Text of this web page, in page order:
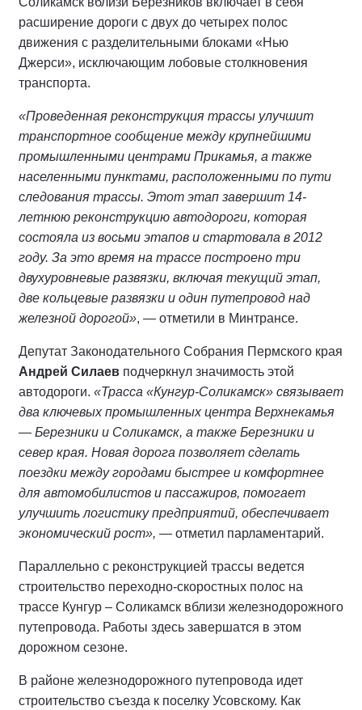
расширение дороги с двух до четырех полос
движения с разделительными блоками «Нью
Джерси», исключающим лобовые столкновения
транспорта.
«Проведенная реконструкция трассы улучшит
транспортное сообщение между крупнейшими
промышленными центрами Прикамья, а также
населенными пунктами, расположенными по пути
следования трассы. Этот этап завершит 14-
летнюю реконструкцию автодороги, которая
состояла из восьми этапов и стартовала в 2012
году. За это время на трассе построено три
двухуровневые развязки, включая текущий этап,
две кольцевые развязки и один путепровод над
железной дорогой», — отметили в Минтрансе.
Депутат Законодательного Собрания Пермского края
Андрей Силаев подчеркнул значимость этой
автодороги. «Трасса «Кунгур-Соликамск» связывает
два ключевых промышленных центра Верхнекамья
— Березники и Соликамск, а также Березники и
север края. Новая дорога позволяет сделать
поездки между городами быстрее и комфортнее
для автомобилистов и пассажиров, помогает
улучшить логистику предприятий, обеспечивает
экономический рост», — отметил парламентарий.
Параллельно с реконструкцией трассы ведется
строительство переходно-скоростных полос на
трассе Кунгур – Соликамск вблизи железнодорожного
путепровода. Работы здесь завершатся в этом
дорожном сезоне.
В районе железнодорожного путепровода идет
строительство съезда к поселку Усовскому. Как